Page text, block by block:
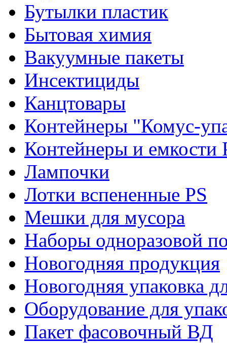
Бутылки пластик
Бытовая химия
Вакуумные пакеты
Инсектициды
Канцтовары
Контейнеры "Комус-
Контейнеры и емкости
Лампочки
Лотки вспененные PS
Мешки для мусора
Наборы одноразовой
Новогодняя продукция
Новогодняя упаковка
Оборудование для
Пакет фасовочный ВД